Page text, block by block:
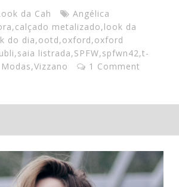
da Cah
Angélica
,calçado metalizado,look da
do dia,ootd,oxford,oxford
,saia listrada,SPFW,spfwn42,t-
,Vizzano 1 Comment